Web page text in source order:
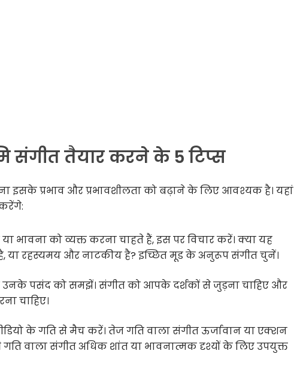
संगीत तैयार करने के 5 टिप्स
इसके प्रभाव और प्रभावशीलता को बढ़ाने के लिए आवश्यक है। यहां
भावना को व्यक्त करना चाहते हैं, इस पर विचार करें। क्या यह
है, या रहस्यमय और नाटकीय है? इच्छित मूड के अनुरूप संगीत चुनें।
उनके पसंद को समझें। संगीत को आपके दर्शकों से जुड़ना चाहिए और
चाहिए।
के गति से मैच करें। तेज गति वाला संगीत ऊर्जावान या एक्शन
वाला संगीत अधिक शांत या भावनात्मक दृश्यों के लिए उपयुक्त